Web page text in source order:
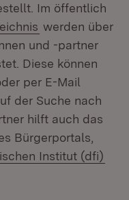
Im öffentlich
(Öffnet in
werden über
und -partner
Diese können
per E-Mail
der Suche nach
hilft auch das
Bürgerportals,
Institut (dfi)